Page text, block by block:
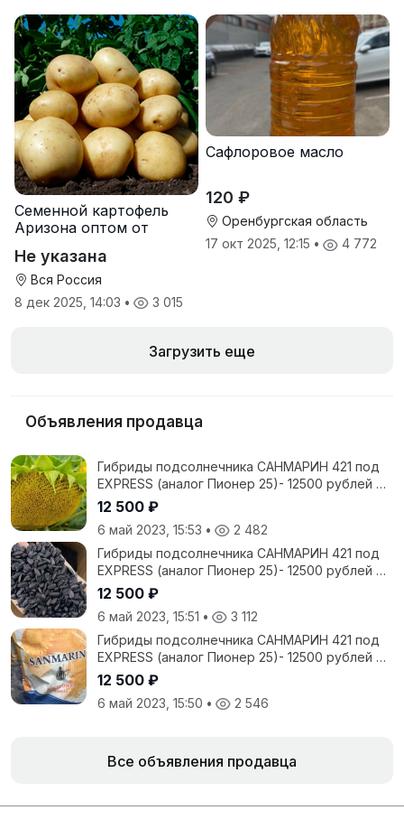
Семенной картофель
Аризона оптом от
Не указана
Вся Россия
8 дек 2025, 14:03 • 3 015
Сафлоровое масло
120 ₽
Оренбургская область
17 окт 2025, 12:15 • 4 772
Загрузить еще
Объявления продавца
Гибриды подсолнечника САНМАРИН 421 под
EXPRESS (аналог Пионер 25)- 12500 рублей с
НДС
12 500 ₽
6 май 2023, 15:53 •
2 482
Гибриды подсолнечника САНМАРИН 421 под
EXPRESS (аналог Пионер 25)- 12500 рублей с
НДС
12 500 ₽
6 май 2023, 15:51 •
3 112
Гибриды подсолнечника САНМАРИН 421 под
EXPRESS (аналог Пионер 25)- 12500 рублей с
НДС
12 500 ₽
6 май 2023, 15:50 • 2 546
Все объявления продавца